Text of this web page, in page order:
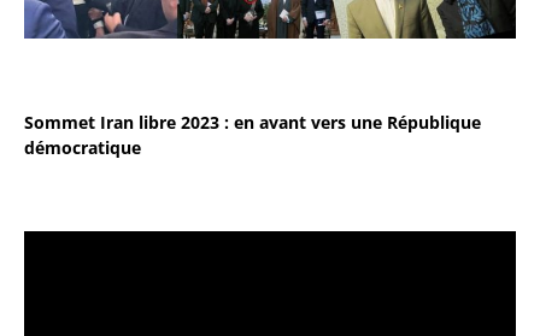
Sommet Iran libre 2023 : en avant vers une République
démocratique